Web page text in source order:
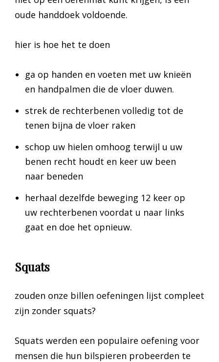
oude handdoek voldoende.
hier is hoe het te doen
ga op handen en voeten met uw knieën
en handpalmen die de vloer duwen.
strek de rechterbenen volledig tot de
tenen bijna de vloer raken
schop uw hielen omhoog terwijl u uw
benen recht houdt en keer uw been
naar beneden
herhaal dezelfde beweging 12 keer op
uw rechterbenen voordat u naar links
gaat en doe het opnieuw.
Squats
zouden onze billen oefeningen lijst compleet
zijn zonder squats?
Squats werden een populaire oefening voor
mensen die hun bilspieren probeerden te